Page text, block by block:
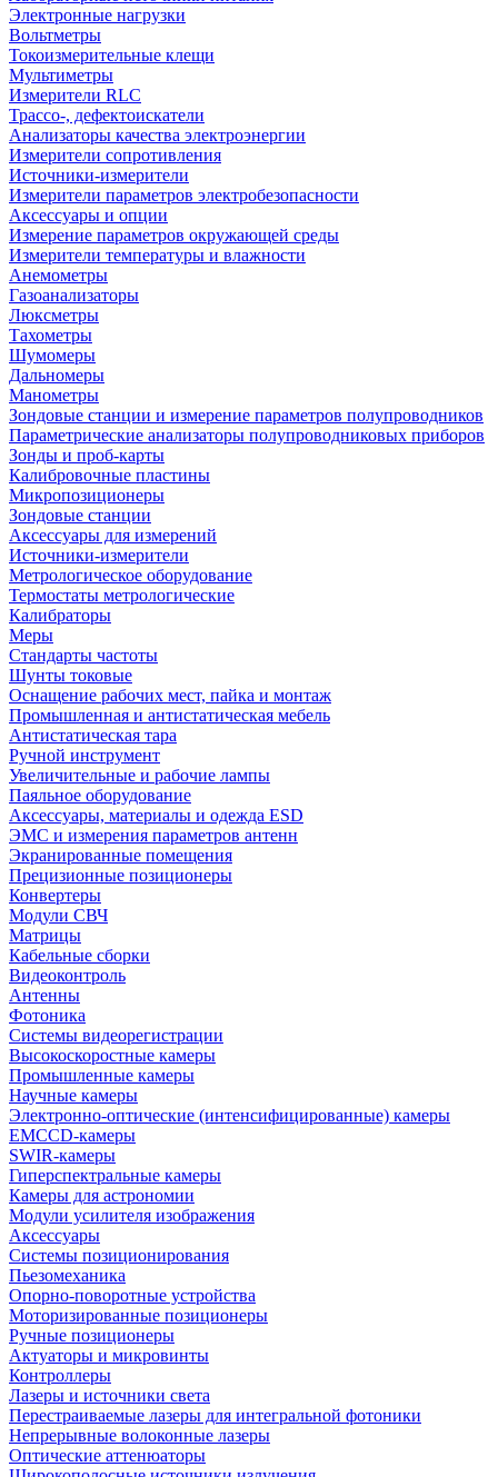
Электронные нагрузки
Вольтметры
Токоизмерительные клещи
Мультиметры
Измерители RLC
Трассо-, дефектоискатели
Анализаторы качества электроэнергии
Измерители сопротивления
Источники-измерители
Измерители параметров электробезопасности
Аксессуары и опции
Измерение параметров окружающей среды
Измерители температуры и влажности
Анемометры
Газоанализаторы
Люксметры
Тахометры
Шумомеры
Дальномеры
Манометры
Зондовые станции и измерение параметров полупроводников
Параметрические анализаторы полупроводниковых приборов
Зонды и проб-карты
Калибровочные пластины
Микропозиционеры
Зондовые станции
Аксессуары для измерений
Источники-измерители
Метрологическое оборудование
Термостаты метрологические
Калибраторы
Меры
Стандарты частоты
Шунты токовые
Оснащение рабочих мест, пайка и монтаж
Промышленная и антистатическая мебель
Антистатическая тара
Ручной инструмент
Увеличительные и рабочие лампы
Паяльное оборудование
Аксессуары, материалы и одежда ESD
ЭМС и измерения параметров антенн
Экранированные помещения
Прецизионные позиционеры
Конвертеры
Модули СВЧ
Матрицы
Кабельные сборки
Видеоконтроль
Антенны
Фотоника
Cистемы видеорегистрации
Высокоскоростные камеры
Промышленные камеры
Научные камеры
Электронно-оптические (интенсифицированные) камеры
EMCCD-камеры
SWIR-камеры
Гиперспектральные камеры
Камеры для астрономии
Модули усилителя изображения
Аксессуары
Системы позиционирования
Пьезомеханика
Опорно-поворотные устройства
Моторизированные позиционеры
Ручные позиционеры
Актуаторы и микровинты
Контроллеры
Лазеры и источники света
Перестраиваемые лазеры для интегральной фотоники
Непрерывные волоконные лазеры
Оптические аттенюаторы